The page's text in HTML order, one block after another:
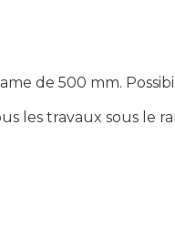
de 500 mm.
les travaux sous le